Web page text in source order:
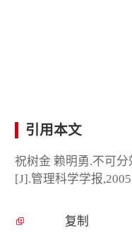
引用本文
祝树金 赖明勇.不可
[J].管理科学学报
复制